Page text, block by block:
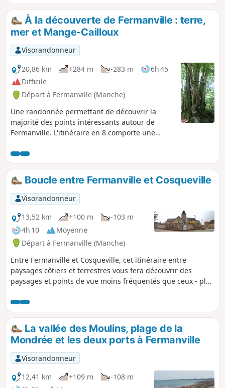
Gouberville. Une seconde partie en bord
de mer où de nombreux blockhaus
ponctuent le sentier côtier.
À la découverte de Fermanville : terre,
mer et Mange-Cailloux
Visorandonneur
20,86 km
+284 m -283 m
6h 45
Difficile
Départ à Fermanville (Manche)
Une randonnée permettant de découvrir la
majorité des points intéressants autour de
Fermanville. L'itinéraire en 8 comporte une
Boucle entre Fermanville et Cosqueville
Visorandonneur
13,52 km
+100 m
-103 m
4h 10
Moyenne
Départ à Fermanville (Manche)
Entre Fermanville et Cosqueville, cet itinéraire entre
paysages côtiers et terrestres vous fera découvrir des
paysages et points de vue moins fréquentés que ceux - plus
entre les deux ports de Fermanville (Lévy et Pignot).
La vallée des Moulins, plage de la
Mondrée et les deux ports à Fermanville
Visorandonneur
12,41 km
+109 m
-108 m